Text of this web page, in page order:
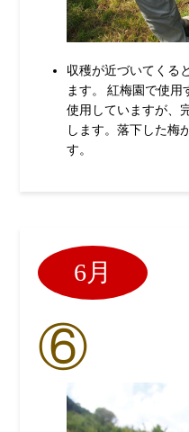
収穫が近づいてくる
ます。 紅梅園で使
使用していますが、
します。落下した梅
す。
6月
⑥